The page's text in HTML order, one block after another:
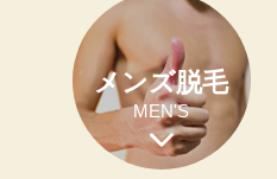
メンズ脱毛
MEN'S